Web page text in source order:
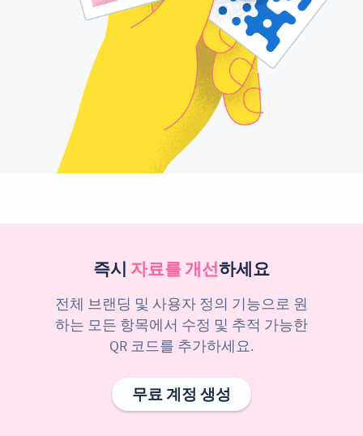
즉시 자료를 개선하세요
전체 브랜딩 및 사용자 정의 기능으로 원
하는 모든 항목에서 수정 및 추적 가능한
QR 코드를 추가하세요.
무료 계정 생성